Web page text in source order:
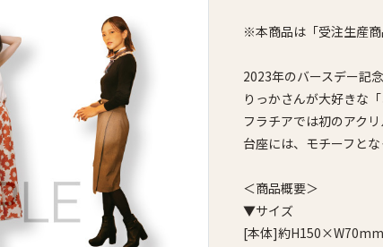
※本商品は「受注生産商
2023年のバースデー記念
りっかさんが大好きな
フラチアでは初のアク
台座には、モチーフと
＜商品概要＞
▼サイズ
[本体]約